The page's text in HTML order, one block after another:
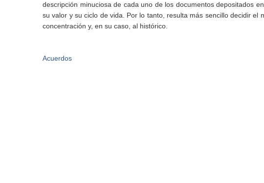
descripción minuciosa de cada uno de los documentos depositados
su valor y su ciclo de vida. Por lo tanto, resulta más sencillo decidir
concentración y, en su caso, al histórico.
Acuerdos